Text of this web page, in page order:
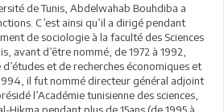
de Tunis, Abdelwahab Bouhdiba a
C’est ainsi qu’il a dirigé pendant
de sociologie à la faculté des Sciences
avant d’être nommé, de 1972 à 1992,
et de recherches économiques et
il fut nommé directeur général adjoint
l’Académie tunisienne des sciences,